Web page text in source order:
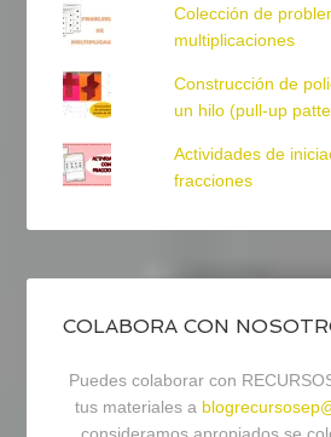
Colección de
multiplicaciones
Construcción de
un hilo (pull-up
Actividades de
fracciones
COLABORA CON
Puedes colaborar con
tus materiales a
consideramos apropiados se